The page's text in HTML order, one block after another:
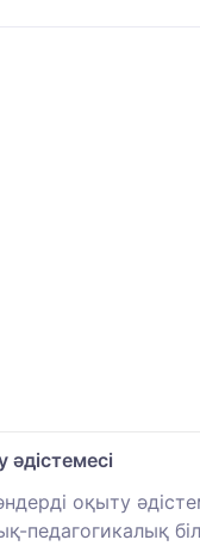
оқыту
педагогикалық